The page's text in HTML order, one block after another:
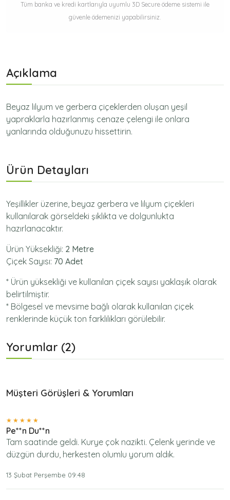
Tüm banka ve kredi kartlarıyla uyumlu 3D Secure ödeme sistemi ile
güvenle ödemenizi yapabilirsiniz.
Açıklama
Beyaz lilyum ve gerbera çiçeklerden oluşan yeşil
yapraklarla hazırlanmış cenaze çelengi ile onlara
yanlarında olduğunuzu hissettirin.
Ürün Detayları
Yeşillikler üzerine, beyaz gerbera ve lilyum çiçekleri
kullanılarak görseldeki şıklıkta ve dolgunlukta
hazırlanacaktır.
Ürün Yüksekliği: 2 Metre
Çiçek Sayısı: 70 Adet
* Ürün yüksekliği ve kullanılan çiçek sayısı yaklaşık olarak
belirtilmiştir.
* Bölgesel ve mevsime bağlı olarak kullanılan çiçek
renklerinde küçük ton farklılıkları görülebilir.
Yorumlar (2)
Müşteri Görüşleri & Yorumları
Pe**n Du**n
Tam saatinde geldi. Kurye çok nazikti. Çelenk yerinde ve
düzgün durdu, herkesten olumlu yorum aldık.
13 Şubat Perşembe 09:48